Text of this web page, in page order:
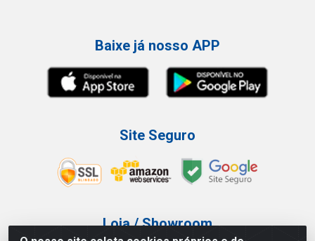
Baixe já nosso APP
Site Seguro
Loja / Showroom